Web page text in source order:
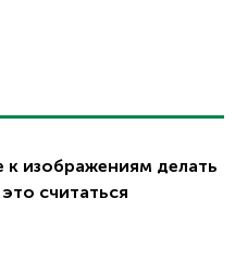
изображениям делать
считаться